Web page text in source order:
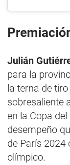
Julián
para la
la terna de
sobresaliente
en la Copa
desempeño
de París 2024
olímpico.